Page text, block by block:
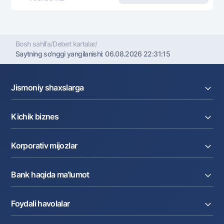
Bosh sahifa/Debet kartalar/
Saytning so'nggi yangilanishi:06.08.2026 22:31:15
Jismoniy shaxslarga
Omonatlar
Kartalar
Pul oʻtkazmalari
Valyutalar kursi
Tariflar
Aksiyalar
Milliy mobil ilovasi
Kichik biznes
Kreditlar
Ekvayring
Depozitlar
Kartalar
Tariflar
Hamkorlik xizmatlari
Valyuta operatsiyalari
Korporativ mijozlar
Faktoring
Akkreditiv
Kartalar
Ish haqi loyihasi
Internet banking
Bank haqida ma'lumot
Aksiyadorlar va investorlarga
Matbuot markazi
Foydali havolalar